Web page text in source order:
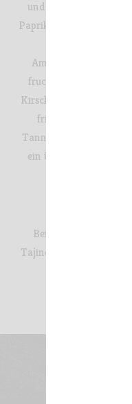
und einem Hauch von
Paprika, grauer Pfeffer)
Am Gaumen
fruchtig und leicht
Kirschen und Lakritze.
frischer Tropfen mit
Tanninen. Aufgrund
ein überaus
Bei 18 °C zu
Tajine, Cannelloni,